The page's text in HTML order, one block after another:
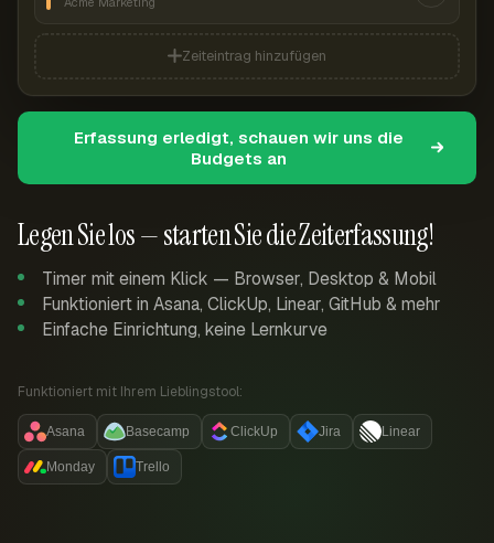
Legen Sie los — starten Sie die Zeiterfassung!
Timer mit einem Klick — Browser, Desktop & Mobil
Funktioniert in Asana, ClickUp, Linear, GitHub & mehr
Einfache Einrichtung, keine Lernkurve
Funktioniert mit Ihrem Lieblingstool:
Asana Basecamp ClickUp Jira Linear
Monday Trello
Zeiteintrag hinzufügen
Erfassung erledigt, schauen wir uns die
Budgets an